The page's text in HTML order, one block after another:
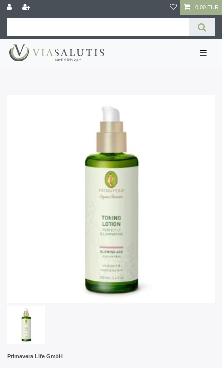
0,00 EUR
☰
Primavera Life GmbH